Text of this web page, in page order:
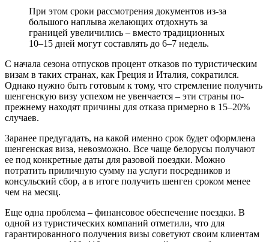
При этом сроки рассмотрения документов из-за
большого наплыва желающих отдохнуть за
границей увеличились ‒ вместо традиционных
10‒15 дней могут составлять до 6‒7 недель.
С начала сезона отпусков процент отказов по туристическим
визам в таких странах, как Греция и Италия, сократился.
Однако нужно быть готовым к тому, что стремление получить
шенгенскую визу успехом не увенчается ‒ эти страны по-
прежнему находят причины для отказа примерно в 15‒20%
случаев.
Заранее предугадать, на какой именно срок будет оформлена
шенгенская виза, невозможно. Все чаще белорусы получают
ее под конкретные даты для разовой поездки. Можно
потратить приличную сумму на услуги посредников и
консульский сбор, а в итоге получить шенген сроком менее
чем на месяц.
Еще одна проблема – финансовое обеспечение поездки. В
одной из туристических компаний отметили, что для
гарантированного получения визы советуют своим клиентам